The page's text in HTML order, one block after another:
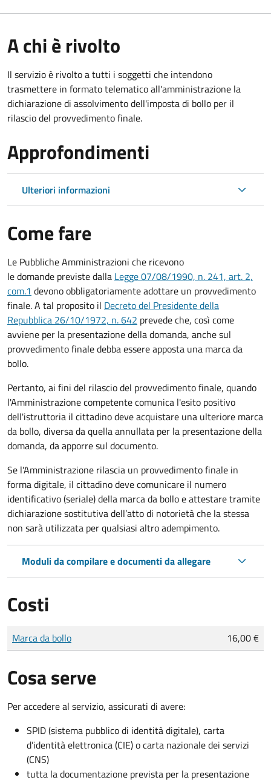
A chi è rivolto
Il servizio è rivolto a tutti i soggetti che intendono
trasmettere in formato telematico all'amministrazione la
dichiarazione di assolvimento dell'imposta di bollo per il
rilascio del provvedimento finale.
Approfondimenti
Ulteriori informazioni
Come fare
Le Pubbliche Amministrazioni che ricevono
le domande previste dalla Legge 07/08/1990, n. 241, art. 2,
com.1 devono obbligatoriamente adottare un provvedimento
finale. A tal proposito il Decreto del Presidente della
Repubblica 26/10/1972, n. 642 prevede che, così come
avviene per la presentazione della domanda, anche sul
provvedimento finale debba essere apposta una marca da
bollo.
Pertanto, ai fini del rilascio del provvedimento finale, quando
l'Amministrazione competente comunica l'esito positivo
dell'istruttoria il cittadino deve acquistare una ulteriore marca
da bollo, diversa da quella annullata per la presentazione della
domanda, da apporre sul documento.
Se l'Amministrazione rilascia un provvedimento finale in
forma digitale, il cittadino devecomunicare il numero
identificativo (seriale) della marca da bollo e attestare tramite
dichiarazione sostitutiva dell’atto di notorietà che la stessa
non sarà utilizzata per qualsiasi altro adempimento.
Moduli da compilare e documenti da allegare
Costi
Tipo di pagamento
Importo
Marca da bollo 16,00 €
Cosa serve
Per accedere al servizio, assicurati di avere:
SPID (sistema pubblico di identità digitale), carta
d’identità elettronica (CIE) o carta nazionale dei servizi
(CNS)
tutta la documentazione prevista per la presentazione